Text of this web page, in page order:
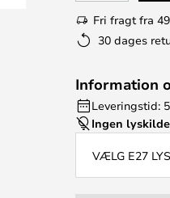
Fri fragt fra
30 dages
Information
Leveringstid:
Ingen lyskilde
VÆLG E27